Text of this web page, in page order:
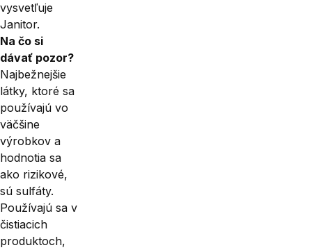
vysvetľuje
Janitor.
Na čo si
dávať pozor?
Najbežnejšie
látky, ktoré sa
používajú vo
väčšine
výrobkov a
hodnotia sa
ako rizikové,
sú sulfáty.
Používajú sa v
čistiacich
produktoch,